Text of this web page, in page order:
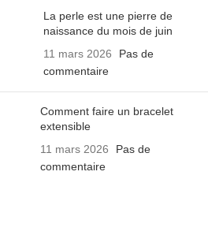
La perle est une pierre de
naissance du mois de juin
11 mars 2026
Pas de
commentaire
Comment faire un bracelet
extensible
11 mars 2026
Pas de
commentaire